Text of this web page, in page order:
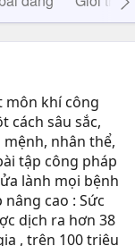
môn khí công
cách sâu sắc,
nhân thể,
tập công pháp
lành mọi bệnh
cao : Sức
dịch ra hơn 38
, trên 100 triệu